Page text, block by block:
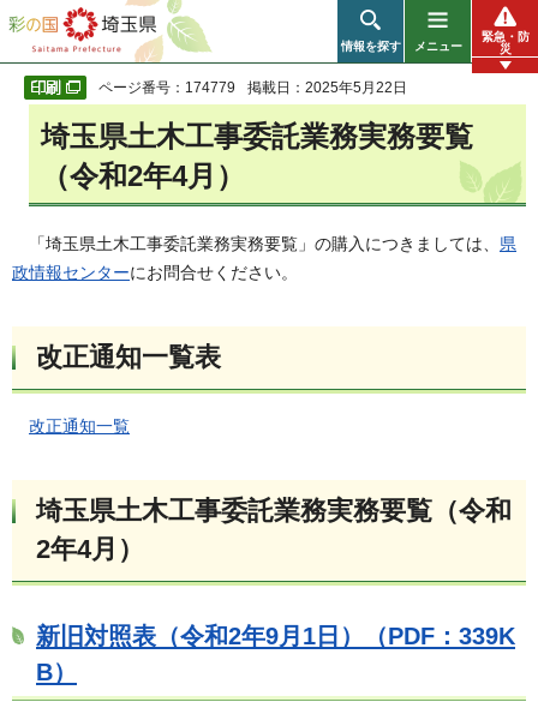
彩の国 埼玉県
情報を探す メニュー
緊急・防
災
ページ番号：174779 掲載日：2025年5月22日
埼玉県土木工事委託業務実務要覧
（令和2年4月）
「埼玉県土木工事委託業務実務要覧」の購入につきましては、 県
政情報センターにお問合せください。
改正通知一覧表
改正通知一覧
埼玉県土木工事委託業務実務要覧（令和
2年4月）
新旧対照表（令和2年9月1日）（PDF：339K
B）